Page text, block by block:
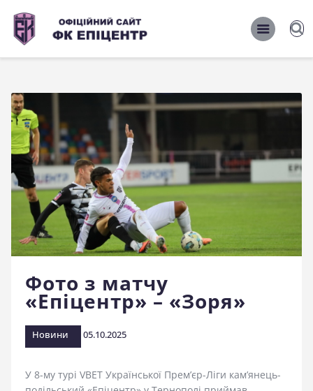
ОФІЦІЙНИЙ САЙТ ФК ЕПІЦЕНТР
ОФІЦІЙНИЙ САЙТ ФК ЕПІЦЕНТР
Новини
Команда
Матчі 2026/2027
Фото
Історія
Клуб
Фан-шоп
Правила поведінки на
стадіоні
Фото з матчу
«Епіцентр» – «Зоря»
Новини 05.10.2025
У 8-му турі VBET Української Прем’єр-Ліги кам’янець-